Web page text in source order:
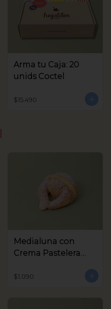
Arma tu Caja: 20
unids Coctel
$15.490
Medialuna con
Crema Pastelera
$1.090